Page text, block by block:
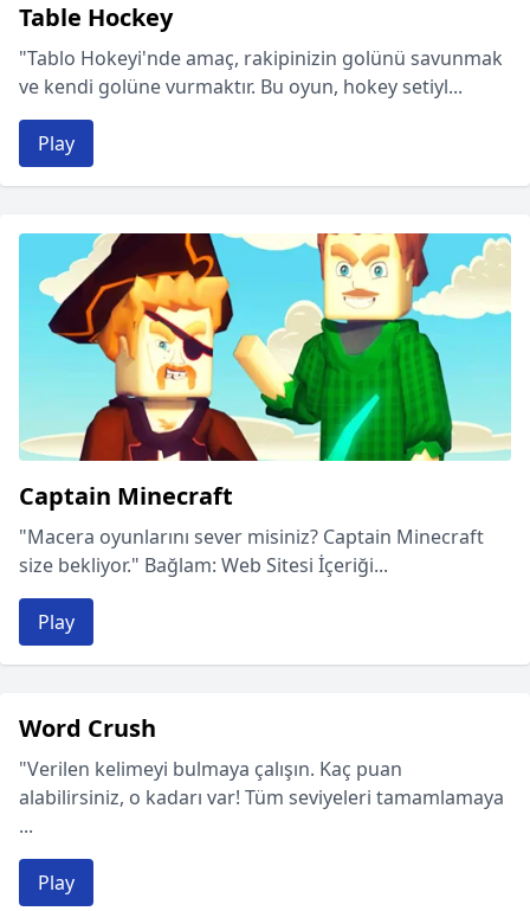
Table Hockey
"Tablo Hokeyi'nde amaç, rakipinizin golünü savunmak
ve kendi golüne vurmaktır. Bu oyun, hokey setiyl...
Play
Captain Minecraft
"Macera oyunlarını sever misiniz? Captain Minecraft
size bekliyor." Bağlam: Web Sitesi İçeriği...
Play
Word Crush
"Verilen kelimeyi bulmaya çalışın. Kaç puan
alabilirsiniz, o kadarı var! Tüm seviyeleri tamamlamaya
...
Play